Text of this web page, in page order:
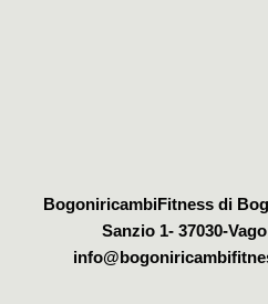
BogoniricambiFitness di
Sanzio 1- 37030-